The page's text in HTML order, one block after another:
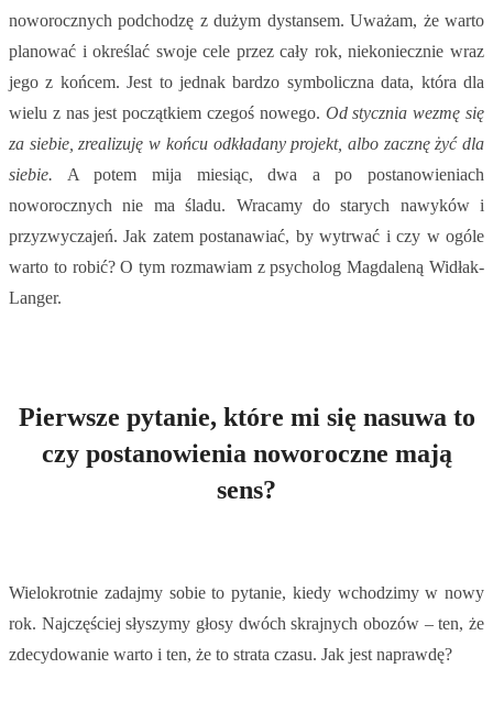
noworocznych podchodzę z dużym dystansem. Uważam, że warto
planować i określać swoje cele przez cały rok, niekoniecznie wraz
jego z końcem. Jest to jednak bardzo symboliczna data, która dla
wielu z nas jest początkiem czegoś nowego. Od stycznia wezmę się
za siebie, zrealizuję w końcu odkładany projekt, albo zacznę żyć dla
siebie. A potem mija miesiąc, dwa a po postanowieniach
noworocznych nie ma śladu. Wracamy do starych nawyków i
przyzwyczajeń. Jak zatem postanawiać, by wytrwać i czy w ogóle
warto to robić? O tym rozmawiam z psycholog Magdaleną Widłak-
Langer.
Pierwsze pytanie, które mi się nasuwa to
czy postanowienia noworoczne mają
sens?
Wielokrotnie zadajmy sobie to pytanie, kiedy wchodzimy w nowy
rok. Najczęściej słyszymy głosy dwóch skrajnych obozów – ten, że
zdecydowanie warto i ten, że to strata czasu. Jak jest naprawdę?